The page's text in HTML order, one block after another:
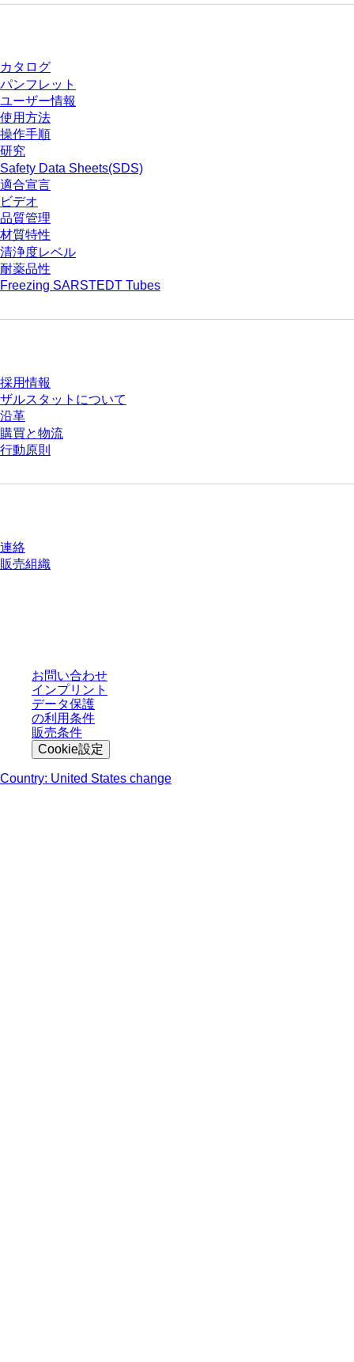
カタログ
パンフレット
ユーザー情報
使用方法
操作手順
研究
Safety Data Sheets(SDS)
適合宣言
ビデオ
品質管理
材質特性
清浄度レベル
耐薬品性
Freezing SARSTEDT Tubes
採用情報
ザルスタットについて
沿革
購買と物流
行動原則
連絡
販売組織
お問い合わせ
インプリント
データ保護
の利用条件
販売条件
Cookie設定
Country: United States change